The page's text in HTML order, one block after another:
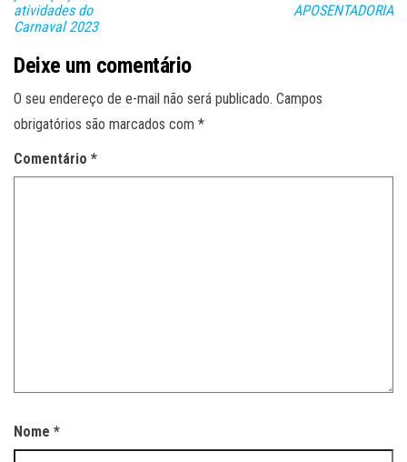
atividades do
Carnaval 2023
APOSENTADORIA
Deixe um comentário
O seu endereço de e-mail não será publicado. Campos
obrigatórios são marcados com *
Comentário *
Nome *